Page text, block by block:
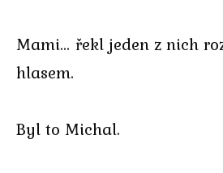
Mami… řekl jeden z nich
hlasem.
Byl to Michal.